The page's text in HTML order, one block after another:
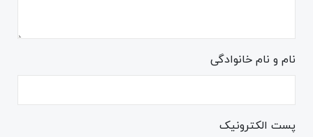
نام و نام خانوادگی
پست الکترونیک